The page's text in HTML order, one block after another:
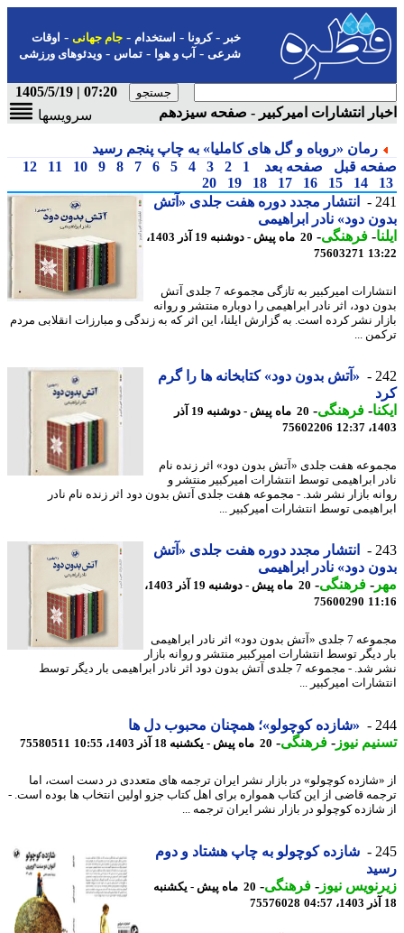
-کرونا-استخدام- جام جهانی-اوقات
شرعی-آب و هوا-تماس-ویدئوهای ورزشی
07:20 | 1405/5/19
انتشارات امیرکبیر - صفحه سیزدهم
سرویسها
رمان «روباه و گل های کاملیا» به چاپ پنجم رسید
قبل صفحه بعد 1
2
3
4
5
6
7
8
9
10
11
12
14
15
16
17
18
19
20
انتشار مجدد دوره هفت جلدی «آتش
دود» نادر ابراهیمی
-فرهنگی-
20 ماه پیش - دوشنبه 19 آذر 1403،
75603271
انتشارات امیرکبیر به تازگی مجموعه 7 جلدی آتش
دود، اثر نادر ابراهیمی را دوباره منتشر و روانه
نشر کرده است. به گزارش ایلنا، این اثر که به زندگی و مبارزات انقلابی مردم
...
«آتش بدون دود» کتابخانه ها را گرم
-فرهنگی-
20 ماه پیش - دوشنبه 19 آذر
75602206
هفت جلدی «آتش بدون دود» اثر زنده نام
ابراهیمی توسط انتشارات امیرکبیر منتشر و
بازار نشر شد. - مجموعه هفت جلدی آتش بدون دود اثر زنده نام نادر
توسط انتشارات امیرکبیر ...
انتشار مجدد دوره هفت جلدی «آتش
دود» نادر ابراهیمی
-فرهنگی-
20 ماه پیش - دوشنبه 19 آذر 1403،
75600290
مجموعه 7 جلدی «آتش بدون دود» اثر نادر ابراهیمی
دیگر توسط انتشارات امیرکبیر منتشر و روانه بازار
نشر شد. - مجموعه 7 جلدی آتش بدون دود اثر نادر ابراهیمی بار دیگر توسط
امیرکبیر ...
«شازده کوچولو»؛ همچنان محبوب دل ها
نیوز-فرهنگی-20 ماه پیش - یکشنبه 18 آذر 1403، 10:55 75580511
کوچولو» در بازار نشر ایران ترجمه های متعددی در دست است، اما
قاضی از این کتاب همواره برای اهل کتاب جزو اولین انتخاب ها بوده است. -
کوچولو در بازار نشر ایران ترجمه ...
شازده کوچولو به چاپ هشتاد و دوم
نیوز-فرهنگی-
20 ماه پیش - یکشنبه
75576028